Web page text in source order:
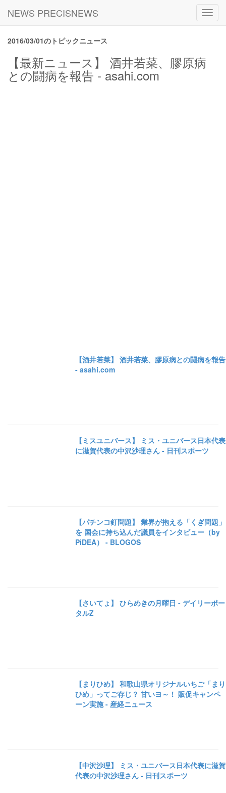
NEWS PRECISNEWS
2016/03/01のトピックニュース
【最新ニュース】 酒井若菜、膠原病
との闘病を報告 - asahi.com
【酒井若菜】 酒井若菜、膠原病との闘病を報告
- asahi.com
【ミスユニバース】 ミス・ユニバース日本代表
に滋賀代表の中沢沙理さん - 日刊スポーツ
【パチンコ釘問題】 業界が抱える「くぎ問題」
を 国会に持ち込んだ議員をインタビュー（by
PiDEA） - BLOGOS
【さいてょ】 ひらめきの月曜日 - デイリーポー
タルZ
【まりひめ】 和歌山県オリジナルいちご「まり
ひめ」ってご存じ？ 甘いヨ～！ 販促キャンペ
ーン実施 - 産経ニュース
【中沢沙理】 ミス・ユニバース日本代表に滋賀
代表の中沢沙理さん - 日刊スポーツ